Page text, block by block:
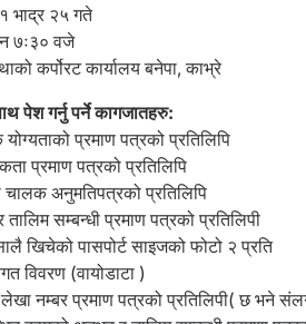
भाद्र २५ गते
७ः३० वजे
कर्पोरट कार्यालय बनेपा, काभ्रे
पेश गर्नु पर्ने कागजातहरु:
योग्यताको प्रमाण पत्रको प्रतिलिपि
प्रमाण पत्रको प्रतिलिपि
चालक अनुमतिपत्रको प्रतिलिपि
तालिम सम्बन्धी प्रमाण पत्रको प्रतिलिपी
खिचेको पासपोर्ट साइजको फोटो २ प्रति
विवरण (वायोडाटा )
नम्बर प्रमाण पत्रको प्रतिलिपी( छ भने